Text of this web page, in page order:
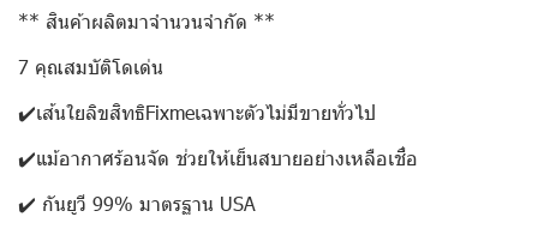
** สินค้าผลิตมาจำนวนจำกัด **
7 คุณสมบัติโดเด่น
✔️เส้นใยลิขสิทธิFixmeเฉพาะตัวไม่มีขายทั่วไป
✔️แม้อากาศร้อนจัด ช่วยให้เย็นสบายอย่างเหลือเชื่อ
✔️ กันยูวี 99% มาตรฐาน USA